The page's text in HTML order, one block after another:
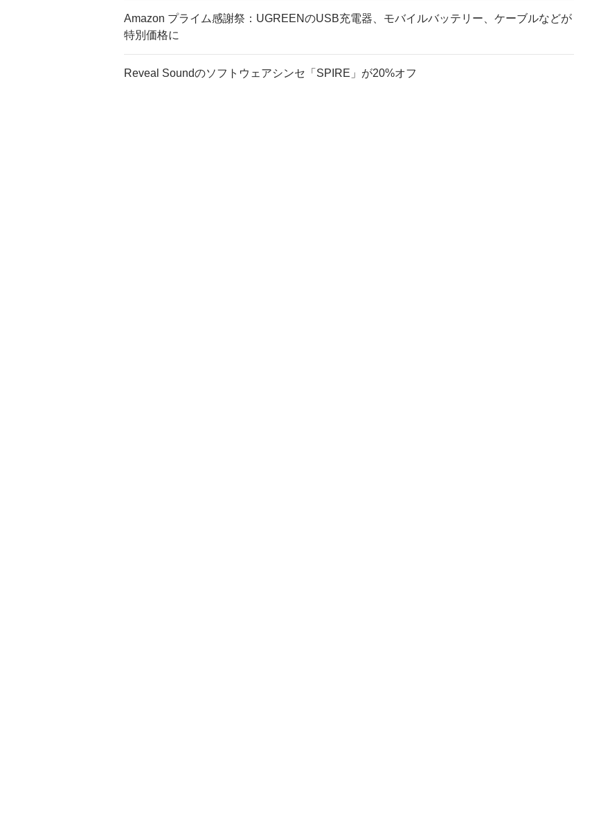
Amazon プライム感謝祭：UGREENのUSB充電器、モバイルバッテリー、ケーブルなどが
特別価格に
Reveal Soundのソフトウェアシンセ「SPIRE」が20%オフ